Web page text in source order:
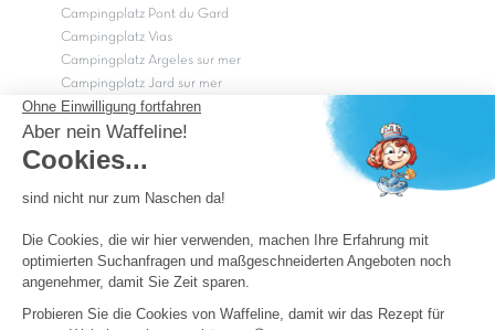
Campingplatz Pont du Gard
Campingplatz Vias
Campingplatz Argeles sur mer
Campingplatz Jard sur mer
Campingplatz Sarzeau
Campingplatz Fréjus
Campingplätze in Camargue
OK
Copyright Capfun 2026 ©